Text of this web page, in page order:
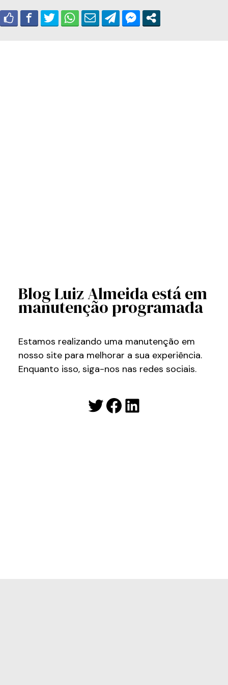
Blog Luiz Almeida está em
manutenção programada
Estamos realizando uma manutenção em
nosso site para melhorar a sua experiência.
Enquanto isso, siga-nos nas redes sociais.
Twitter
Facebook
LinkedIn